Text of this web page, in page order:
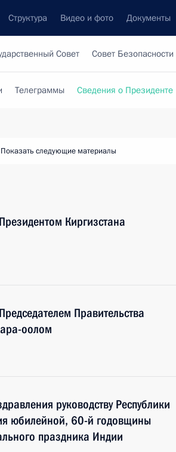
Структура Видео и фото Документы
Совет Совет Безопасности
Телеграммы Сведения о Президенте
Показать следующие материалы
Киргизстана
Правительства
оолом
руководству Республики
юбилейной, 60-й годовщины
праздника Индии